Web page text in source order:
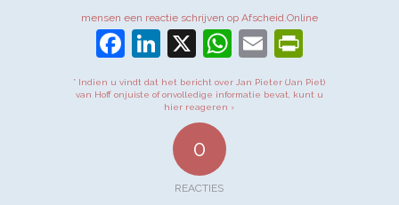
mensen een reactie schrijven op Afscheid.Online
Facebook
LinkedIn
X WhatsApp
Email
* Indien u vindt dat het bericht over Jan Pieter (Jan Piet)
van Hoff onjuiste of onvolledige informatie bevat, kunt u
hier reageren ›
0
REACTIES